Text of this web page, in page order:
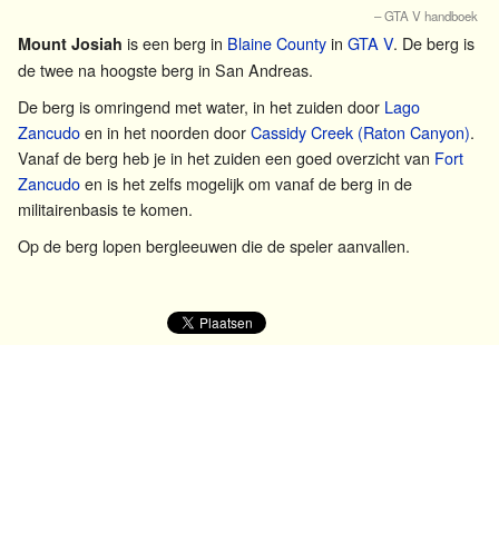
– GTA V handboek
Mount Josiah is een berg in Blaine Countyin GTA V. De berg is
de twee na hoogste berg in San Andreas.
De berg is omringend met water, in het zuiden door Lago
Zancudoen in het noorden doorCassidy Creek (Raton Canyon).
Vanaf de berg heb je in het zuiden een goed overzicht van Fort
Zancudoen is het zelfs mogelijk om vanaf de berg in de
militairenbasis te komen.
Op de berg lopen bergleeuwen die de speler aanvallen.